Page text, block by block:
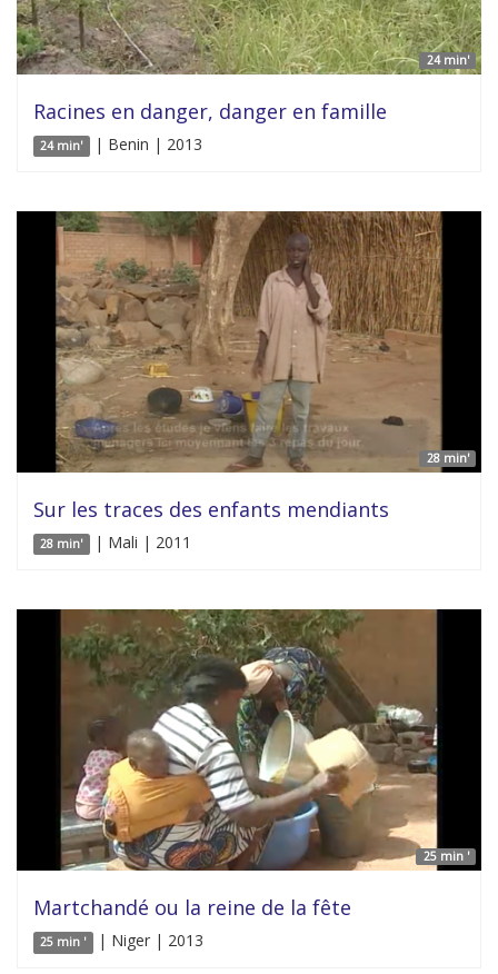
24 min'
Racines en danger, danger en famille
24 min' | Benin | 2013
28 min'
Sur les traces des enfants mendiants
28 min' | Mali | 2011
25 min '
Martchandé ou la reine de la fête
25 min ' | Niger | 2013